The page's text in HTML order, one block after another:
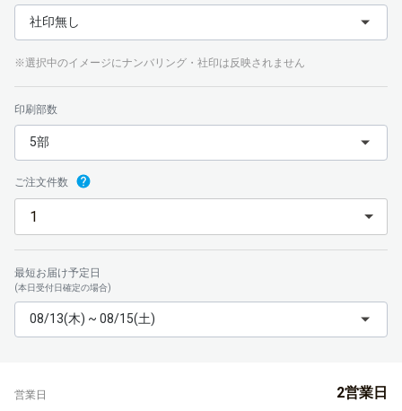
社印無し
※選択中のイメージにナンバリング・社印は反映されません
印刷部数
5部
ご注文件数
最短お届け予定日
(本日受付日確定の場合)
08/13(木) ~ 08/15(土)
営業日 2営業日